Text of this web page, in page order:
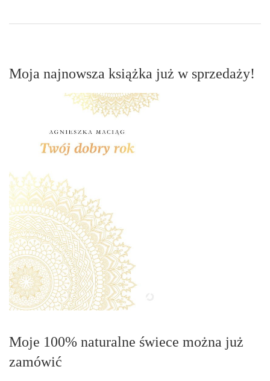
Moja najnowsza książka już w sprzedaży!
Moje 100% naturalne świece można już
zamówić